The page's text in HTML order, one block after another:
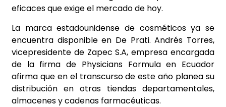
eficaces que exige el mercado de hoy.
La marca estadounidense de cosméticos ya se
encuentra disponible en De Prati. Andrés Torres,
vicepresidente de Zapec S.A, empresa encargada
de la firma de Physicians Formula en Ecuador
afirma que en el transcurso de este año planea su
distribución en otras tiendas departamentales,
almacenes y cadenas farmacéuticas.